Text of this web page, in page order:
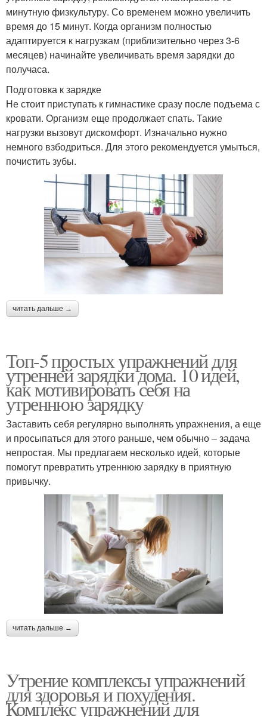
минутную физкультуру. Со временем можно увеличить
время до 15 минут. Когда организм полностью
адаптируется к нагрузкам (приблизительно через 3-6
месяцев) начинайте увеличивать время зарядки до
получаса.
Подготовка к зарядке
Не стоит приступать к гимнастике сразу после подъема с
кровати. Организм еще продолжает спать. Такие
нагрузки вызовут дискомфорт. Изначально нужно
немного взбодриться. Для этого рекомендуется умыться,
почистить зубы.
читать дальше →
Топ-5 простых упражнений для
утренней зарядки дома. 10 идей,
как мотивировать себя на
утреннюю зарядку
Заставить себя регулярно выполнять упражнения, а еще
и просыпаться для этого раньше, чем обычно – задача
непростая. Мы предлагаем несколько идей, которые
помогут превратить утреннюю зарядку в приятную
привычку.
читать дальше →
Утрение комплексы упражнений
для здоровья и похудения.
Комплекс упражнений для